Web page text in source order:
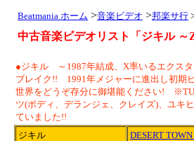
Beatmania ホーム >音楽ビデオ >邦楽サ行
中古音楽ビデオリスト「ジキル ～
●ジキル ～1987年結成、X率いるエクス
ブレイク!! 1991年メジャーに進出し初期
世界をどうぞ存分に御堪能ください!
ツ(ボディ、デランジェ、クレイズ)、ユキ
ていました!!
ジキル
DESERT